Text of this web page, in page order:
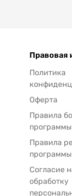
Правовая
Политика
Оферта
Правила
программы
Правила
программы
Согласие
обработку